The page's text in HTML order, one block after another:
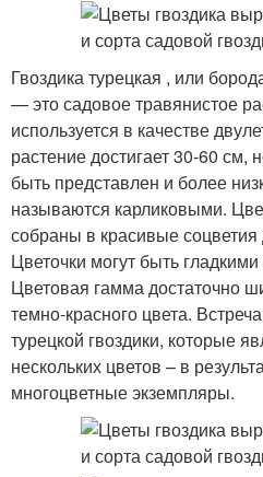
Гвоздика турецкая , или
— это садовое травянистое
используется в качестве
растение достигает 30-60 см,
быть представлен и более
называются карликовыми.
собраны в красивые
Цветочки могут быть
Цветовая гамма достаточно
темно-красного цвета.
турецкой гвоздики, которые
нескольких цветов – в
многоцветные экземпляры.